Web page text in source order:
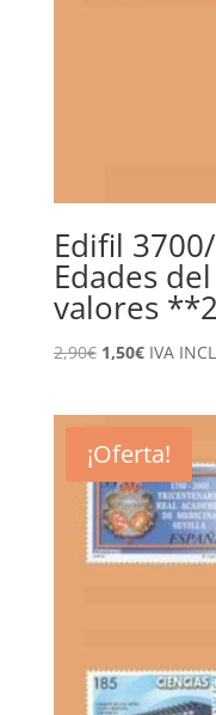
Edifil
Edades
valores
2,90€ El
2,90€.
1,50€El
1,50€.
IVA
¡Oferta!